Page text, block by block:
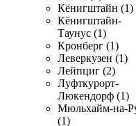
Кёнигштайн (1)
Кёнигштайн-
Таунус (1)
Кронберг (1)
Леверкузен (1)
Лейпциг (2)
Луфткурорт-
Люкендорф (1)
Мюльхайм-на-
(1)